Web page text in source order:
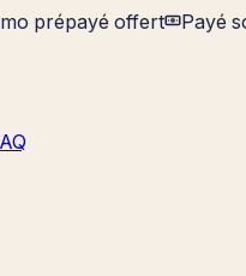
prépayé offert Payé